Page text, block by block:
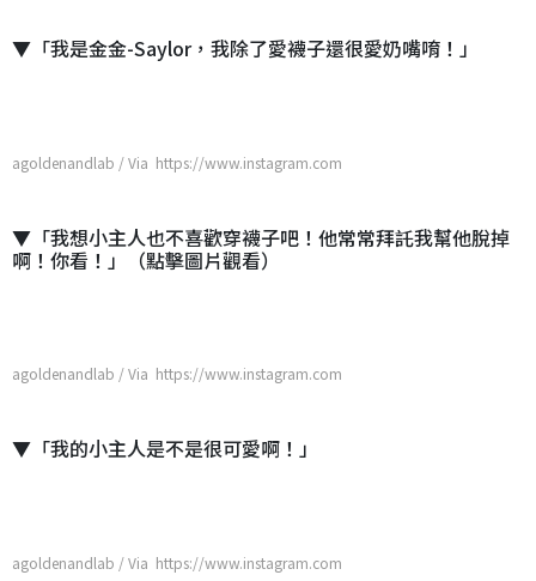
▼「我是金金-Saylor，我除了愛襪子還很愛奶嘴唷！」
agoldenandlab / Via https://www.instagram.com
▼「我想小主人也不喜歡穿襪子吧！他常常拜託我幫他脫掉
啊！你看！」（點擊圖片觀看）
agoldenandlab / Via https://www.instagram.com
▼「我的小主人是不是很可愛啊！」
agoldenandlab / Via https://www.instagram.com